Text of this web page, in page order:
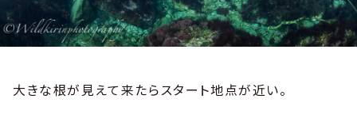
大きな根が見えて来たらスタート地点が近い。